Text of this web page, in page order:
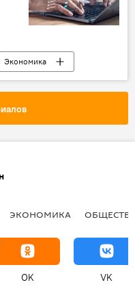
Экономика
ЭКОНОМИКА
OK VK